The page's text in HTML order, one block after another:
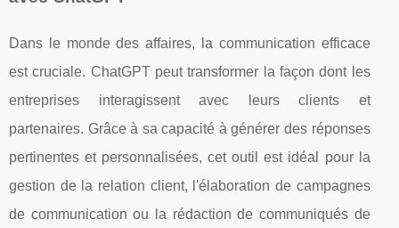
Dans le monde des affaires, la communication efficace
est cruciale. ChatGPT peut transformer la façon dont les
entreprises interagissent avec leurs clients et
partenaires. Grâce à sa capacité à générer des réponses
pertinentes et personnalisées, cet outil est idéal pour la
gestion de la relation client, l'élaboration de campagnes
de communication ou la rédaction de communiqués de